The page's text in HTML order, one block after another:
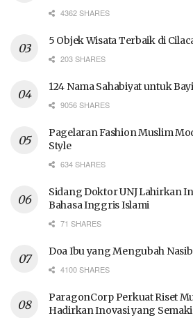
4362 SHARES
5 Objek Wisata Terbaik di
203 SHARES
124 Nama Sahabiyat untuk
9056 SHARES
Pagelaran Fashion Muslim
Style
634 SHARES
Sidang Doktor UNJ Lahirkan
Bahasa Inggris Islami
71 SHARES
Doa Ibu yang Mengubah
4100 SHARES
ParagonCorp Perkuat Riset
Hadirkan Inovasi yang